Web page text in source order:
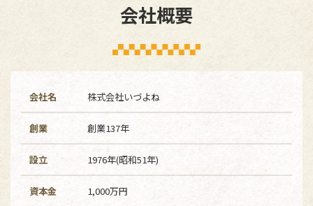
会社概要
会社名 株式会社いづよね
創業 創業137年
設立 1976年(昭和51年)
資本金 1,000万円